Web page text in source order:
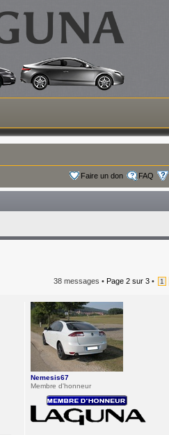
Faire un don FAQ
38 messages •Page2 sur3 • 1
Nemesis67
Membre d'honneur